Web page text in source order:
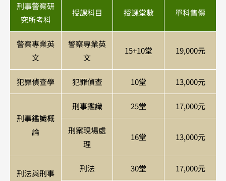
刑事警察研
究所考科
授課科目 授課堂數 單科售價
警察專業英
文
警察專業英
文
15+10堂 19,000元
犯罪偵查學 犯罪偵查 10堂 13,000元
刑事鑑識概
論
刑事鑑識 25堂 17,000元
刑案現場處
理
16堂 13,000元
刑法與刑事
刑法 30堂 17,000元